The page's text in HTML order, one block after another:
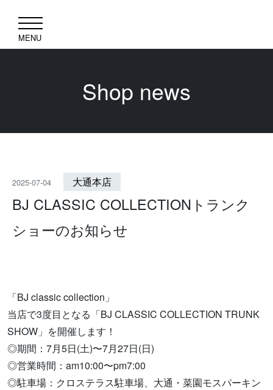
MENU
Shop news
2025-07-04 大通本店
BJ CLASSIC COLLECTIONトランク
ショーのお知らせ
「BJ classic collection」
当店で3度目となる「BJ CLASSIC COLLECTION TRUNK
SHOW」を開催します！
◎期間：7月5日(土)〜7月27日(日)
◎営業時間：am10:00〜pm7:00
◎駐車場：クロステラス駐車場、大通・菜園モスパーキン